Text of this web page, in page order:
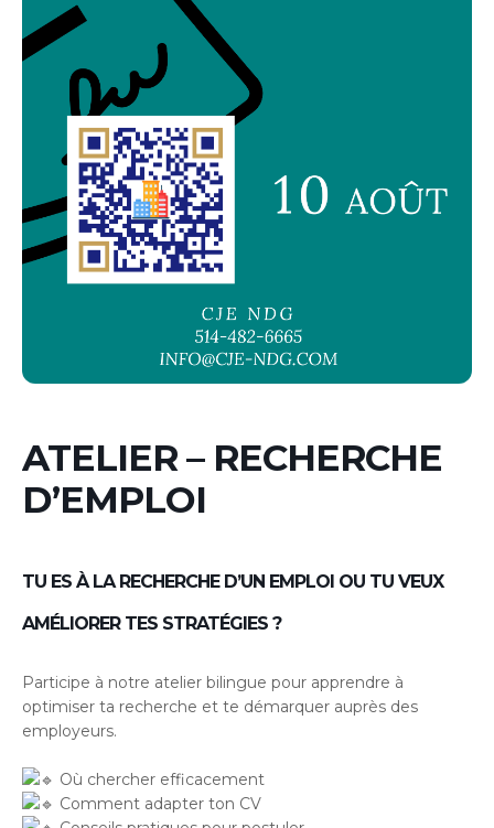
ATELIER – RECHERCHE
D’EMPLOI
TU ES À LA RECHERCHE D’UN EMPLOI OU TU VEUX
AMÉLIORER TES STRATÉGIES ?
Participe à notre atelier bilingue pour apprendre à
optimiser ta recherche et te démarquer auprès des
employeurs.
Où chercher efficacement
Comment adapter ton CV